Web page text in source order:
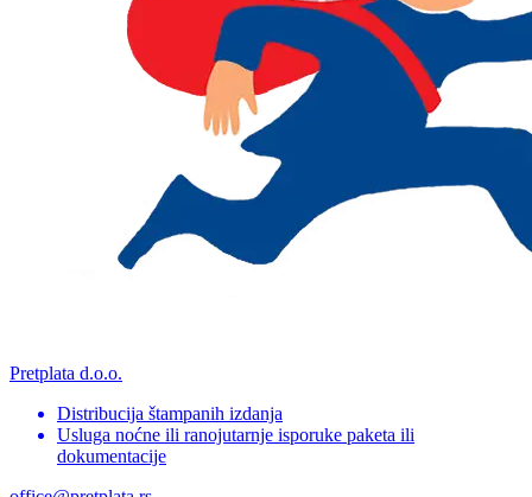
Pretplata d.o.o.
Distribucija štampanih izdanja
Usluga noćne ili ranojutarnje isporuke paketa ili
dokumentacije